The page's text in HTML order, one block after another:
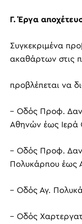
Γ. Έργα
Συγκεκριμένα
ακαθάρτων στις
προβλέπεται να
– Οδός Προφ.
Αθηνών έως Ιερά
– Οδός Προφ.
Πολυκάρπου έως
– Οδός Αγ.
– Οδός